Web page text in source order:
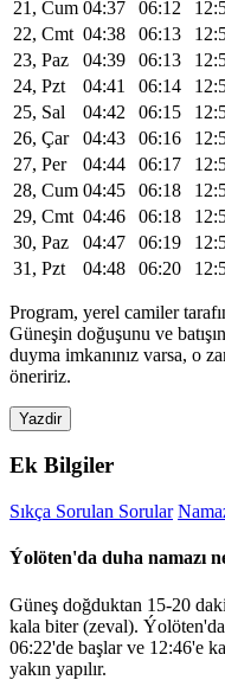
21, Cum 04:37 06:12
22, Cmt 04:38 06:13
23, Paz
04:39 06:13
24, Pzt
04:41 06:14
25, Sal
04:42 06:15
26, Çar
04:43 06:16
27, Per
04:44 06:17
28, Cum 04:45 06:18
29, Cmt 04:46 06:18
30, Paz
04:47 06:19
31, Pzt
04:48 06:20
Program, yerel camiler
Güneşin doğuşunu ve
duyma imkanınız varsa, o
öneririz.
Yazdir
Ek Bilgiler
Sıkça Sorulan Sorular
Ýolöten'da duha namazı
Güneş doğduktan 15-20
kala biter (zeval).
06:22'de başlar ve 12:46'e
yakın yapılır.